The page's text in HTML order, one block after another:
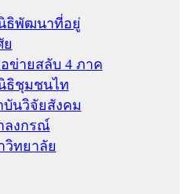
ธิพัฒนาที่อยู่
ย
อข่ายสลับ 4 ภาค
ธิชุมชนไท
บันวิจัยสังคม
ลงกรณ์
วิทยาลัย